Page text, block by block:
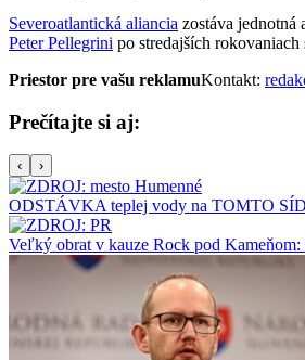
Severoatlantická aliancia zostáva
Peter Pellegrini po stredajších
Priestor pre vašu reklamuKontakt:
Prečítajte si aj:
‹ ›
ODSTÁVKA teplej vody na TOMTO
Veľký obrat v kauze Rock pod Kameňom: